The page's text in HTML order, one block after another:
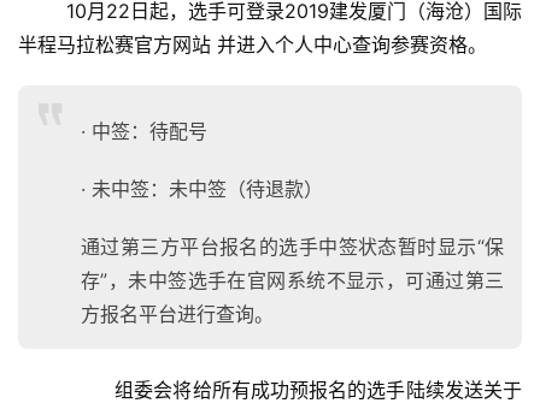
半程马拉松赛官方网站 并进入个人中心查询参赛资格。
· 中签：待配号
· 未中签：未中签（待退款）
通过第三方平台报名的选手中签状态暂时显示“保
存”，未中签选手在官网系统不显示，可通过第三
方报名平台进行查询。
		组委会将给所有成功预报名的选手陆续发送关于